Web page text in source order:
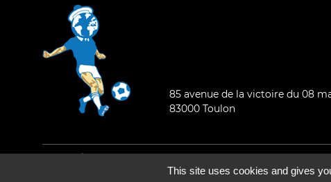
85 avenue de la victoire du 08
83000 Toulon
Mentions légales-Qui sommes-nous ?
©2026 - Tous droits réservés - Conception :epartenair e
This site uses cookies and gives